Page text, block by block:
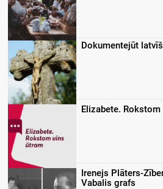
Dokumentejūt
Elizabete.
Irenejs Plāters-
Vabalis grafs